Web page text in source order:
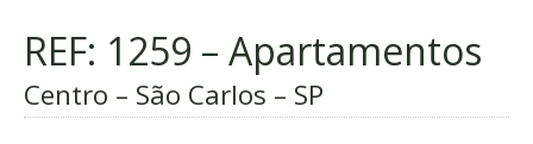
REF: 1259 – Apartamentos
Centro – São Carlos – SP